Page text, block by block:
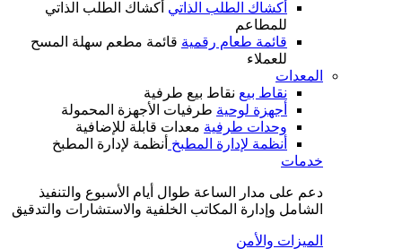
أكشاك الطلب الذاتي أكشاك الطلب الذاتي
للمطاعم
قائمة طعام رقمية قائمة مطعم سهلة المسح
للعملاء
المعدات
نقاط بيع نقاط بيع طرفية
أجهزة لوحية طرفيات الأجهزة المحمولة
وحدات طرفية معدات قابلة للإضافية
أنظمة لإدارة المطبخ أنظمة لإدارة المطبخ
خدمات
دعم على مدار الساعة طوال أيام الأسبوع والتنفيذ
الشامل وإدارة المكاتب الخلفية والاستشارات والتدقيق
الميزات والأمن